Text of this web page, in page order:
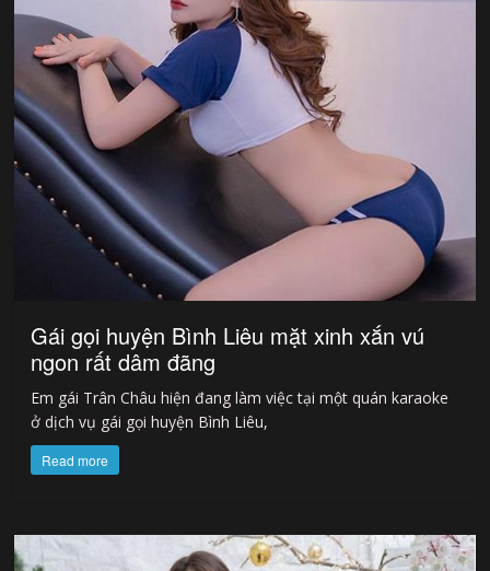
Gái gọi huyện Bình Liêu mặt xinh xắn vú
ngon rất dâm đãng
Em gái Trân Châu hiện đang làm việc tại một quán karaoke
ở dịch vụ gái gọi huyện Bình Liêu,
Read more